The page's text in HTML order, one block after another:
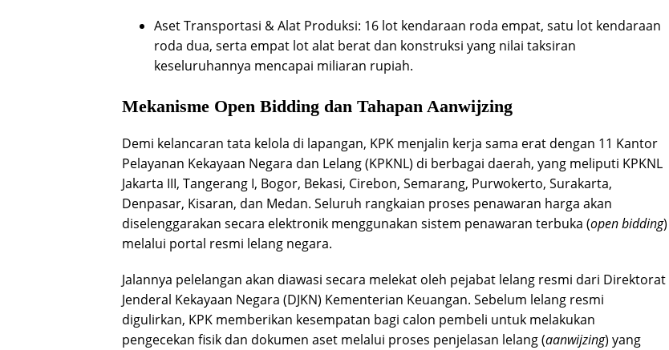
Aset Transportasi & Alat Produksi: 16 lot kendaraan roda empat, satu lot kendaraan
roda dua, serta empat lot alat berat dan konstruksi yang nilai taksiran
keseluruhannya mencapai miliaran rupiah.
Mekanisme Open Bidding dan Tahapan Aanwijzing
Demi kelancaran tata kelola di lapangan, KPK menjalin kerja sama erat dengan 11 Kantor
Pelayanan Kekayaan Negara dan Lelang (KPKNL) di berbagai daerah, yang meliputi KPKNL
Jakarta III, Tangerang I, Bogor, Bekasi, Cirebon, Semarang, Purwokerto, Surakarta,
Denpasar, Kisaran, dan Medan. Seluruh rangkaian proses penawaran harga akan
diselenggarakan secara elektronik menggunakan sistem penawaran terbuka (open bidding)
melalui portal resmi lelang negara.
Jalannya pelelangan akan diawasi secara melekat oleh pejabat lelang resmi dari Direktorat
Jenderal Kekayaan Negara (DJKN) Kementerian Keuangan. Sebelum lelang resmi
digulirkan, KPK memberikan kesempatan bagi calon pembeli untuk melakukan
pengecekan fisik dan dokumen aset melalui proses penjelasan lelang (aanwijzing) yang